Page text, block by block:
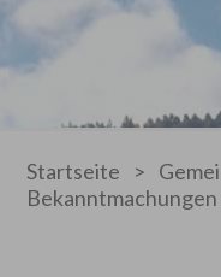
Startseite >
Bekanntmachungen